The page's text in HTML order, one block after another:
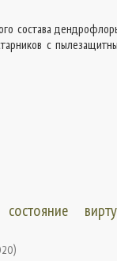
состава
с
)